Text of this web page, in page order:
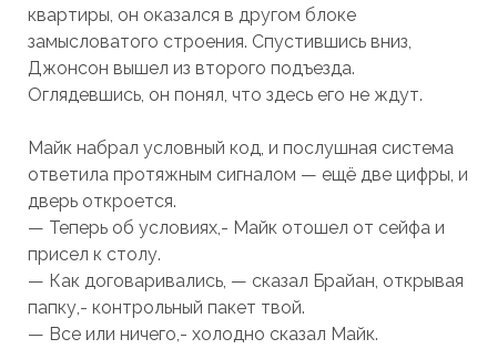
квартиры, он оказался в другом блоке
замысловатого строения. Спустившись вниз,
Джонсон вышел из второго подъезда.
Оглядевшись, он понял, что здесь его не ждут.
Майк набрал условный код, и послушная система
ответила протяжным сигналом — ещё две цифры, и
дверь откроется.
— Теперь об условиях,- Майк отошел от сейфа и
присел к столу.
— Как договаривались, — сказал Брайан, открывая
папку,- контрольный пакет твой.
— Все или ничего,- холодно сказал Майк.